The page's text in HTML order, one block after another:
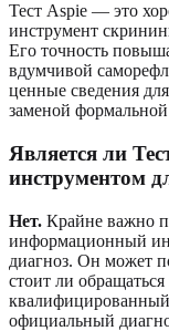
Тест Aspie — это
инструмент
Его точность
вдумчивой
ценные сведения
заменой
Является ли
инструментом
Нет. Крайне важно
информационный
диагноз. Он может
стоит ли
официальный